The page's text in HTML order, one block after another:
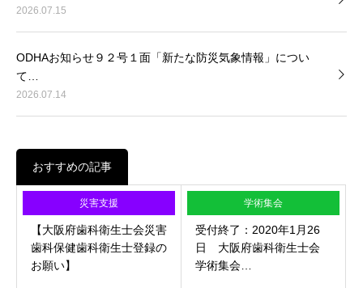
2026.07.15
ODHAお知らせ９２号１面「新たな防災気象情報」につい
て…
2026.07.14
おすすめの記事
災害支援
【大阪府歯科衛生士会災害
歯科保健歯科衛生士登録の
お願い】
学術集会
受付終了：2020年1月26
日 大阪府歯科衛生士会
学術集会…